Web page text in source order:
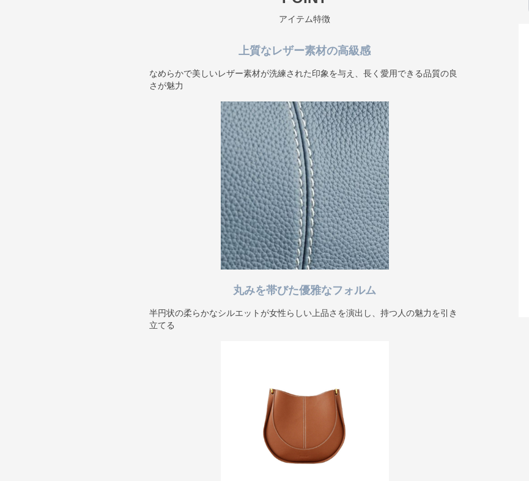
アイテム特徴
上質なレザー素材の高級感
なめらかで美しいレザー素材が洗練された印象を与え、長く愛用できる品質の良
さが魅力
丸みを帯びた優雅なフォルム
半円状の柔らかなシルエットが女性らしい上品さを演出し、持つ人の魅力を引き
立てる